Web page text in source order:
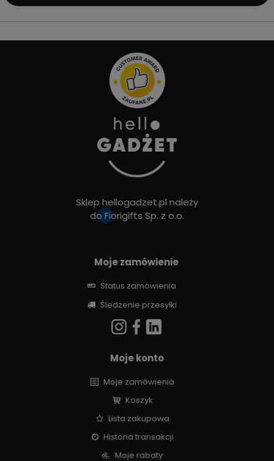
Sklep hellogadzet.pl należy
do Fiorigifts Sp. z o.o.
Moje zamówienie
Status zamówienia
Śledzenie przesyłki
Moje konto
Moje zamówienia
Koszyk
Lista zakupowa
Historia transakcji
Moje rabaty